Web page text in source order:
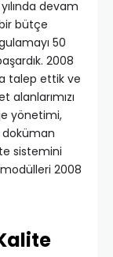
devam
bütçe
50
2008
talep ettik ve
alanlarımızı
yönetimi,
sistemini
2008